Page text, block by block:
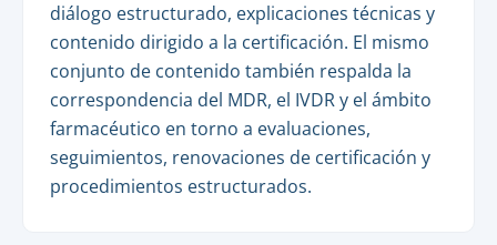
diálogo estructurado, explicaciones técnicas y
contenido dirigido a la certificación. El mismo
conjunto de contenido también respalda la
correspondencia del MDR, el IVDR y el ámbito
farmacéutico en torno a evaluaciones,
seguimientos, renovaciones de certificación y
procedimientos estructurados.